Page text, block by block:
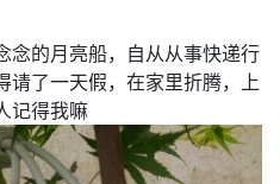
念的月亮船，自从从事快递行
请了一天假，在家里折腾，上
记得我嘛